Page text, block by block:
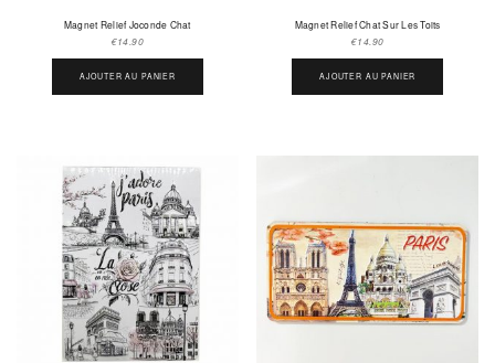
Magnet Relief Joconde Chat
€14.90
AJOUTER AU PANIER
Magnet Relief Chat Sur Les Toits
€14.90
AJOUTER AU PANIER